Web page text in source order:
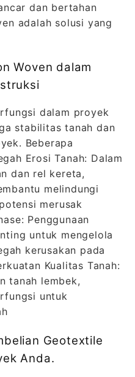
dan bertahan
adalah solusi yang
Woven dalam
dalam proyek
stabilitas tanah dan
Beberapa
Erosi Tanah: Dalam
dan rel kereta,
melindungi
merusak
Penggunaan
untuk mengelola
kerusakan pada
Kualitas Tanah:
tanah lembek,
untuk
Geotextile
Anda.